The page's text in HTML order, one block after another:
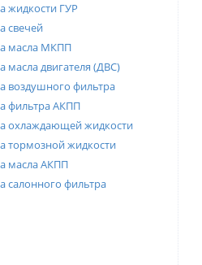
жидкости ГУР
свечей
масла МКПП
масла двигателя (ДВС)
воздушного фильтра
фильтра АКПП
охлаждающей жидкости
тормозной жидкости
масла АКПП
салонного фильтра